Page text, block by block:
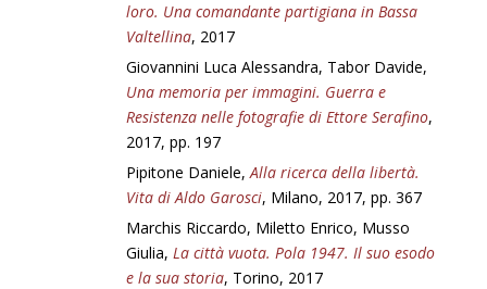
loro. Una comandante partigiana in Bassa
Valtellina, 2017
Giovannini Luca Alessandra, Tabor Davide,
Una memoria per immagini. Guerra e
Resistenza nelle fotografie di Ettore Serafino,
2017, pp. 197
Pipitone Daniele,Alla ricerca della libertà.
Vita di Aldo Garosci, Milano, 2017, pp. 367
Marchis Riccardo, Miletto Enrico, Musso
Giulia,La città vuota. Pola 1947. Il suo esodo
e la sua storia, Torino, 2017